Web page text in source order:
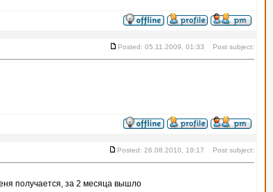
Posted: 05.11.2009, 01:33 Post subject:
Posted: 26.08.2010, 19:17 Post subject:
получается, за 2 месяца вышло